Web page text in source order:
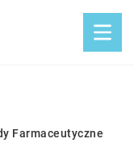
Farmaceutyczne